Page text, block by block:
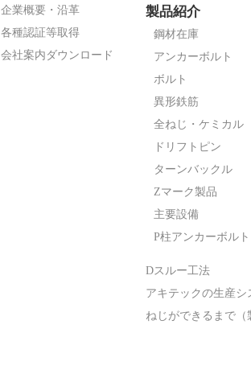
企業概要・沿革
各種認証等取得
会社案内ダウンロード
製品紹介
鋼材在庫
アンカーボルト
ボルト
異形鉄筋
全ねじ・ケミカル
ドリフトピン
ターンバックル
Zマーク製品
主要設備
P柱アンカーボルト
Dスルー工法
アキテックの生産シ
ねじができるまで（